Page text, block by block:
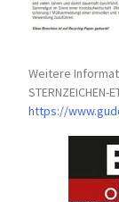
Weitere
STERNZEICHEN-
https://